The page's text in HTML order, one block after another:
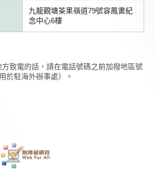
九龍觀塘茶果嶺道79號容鳳書紀
念中心6樓
致電的話，請在電話號碼之前加撥地區號
於駐海外辦事處）。